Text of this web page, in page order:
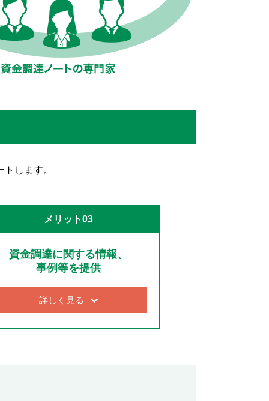
します。
メリット03
資金調達に関する情報、
事例等を提供
詳しく見る